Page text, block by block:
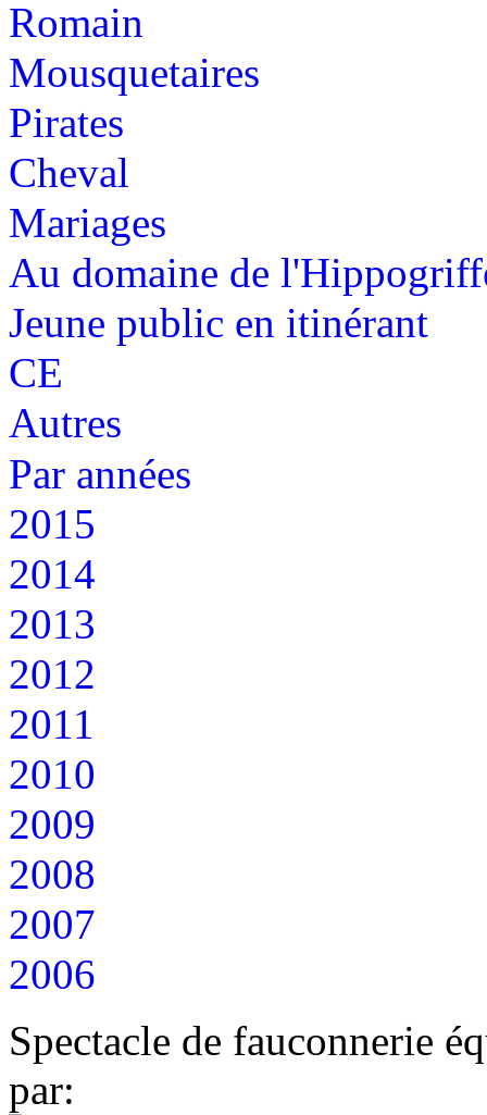
Romain
Mousquetaires
Pirates
Cheval
Mariages
Au domaine de
Jeune public en itinérant
CE
Autres
Par années
2015
2014
2013
2012
2011
2010
2009
2008
2007
2006
Spectacle de fauconnerie
par: